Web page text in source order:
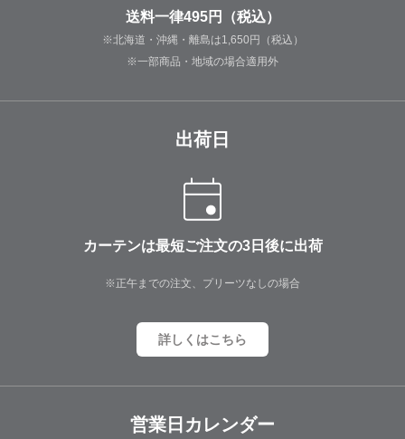
送料一律495円（税込）
※北海道・沖縄・離島は1,650円（税込）
※一部商品・地域の場合適用外
出荷日
カーテンは最短ご注文の3日後に出荷
※正午までの注文、プリーツなしの場合
詳しくはこちら
営業日カレンダー